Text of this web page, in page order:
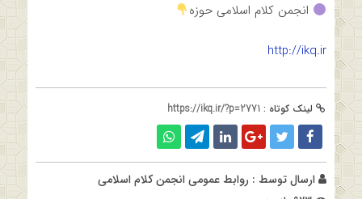
انجمن کلام اسلامی حوزه
http://ikq.ir
لینک کوتاه : https://ikq.ir/?p=2771
ارسال توسط : روابط عمومی انجمن کلام اسلامی